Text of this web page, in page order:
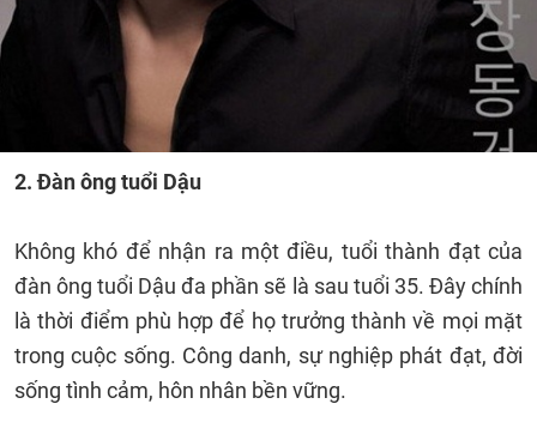
2. Đàn ông tuổi Dậu
Không khó để nhận ra một điều, tuổi thành đạt của
đàn ông tuổi Dậu đa phần sẽ là sau tuổi 35. Đây chính
là thời điểm phù hợp để họ trưởng thành về mọi mặt
trong cuộc sống. Công danh, sự nghiệp phát đạt, đời
sống tình cảm, hôn nhân bền vững.